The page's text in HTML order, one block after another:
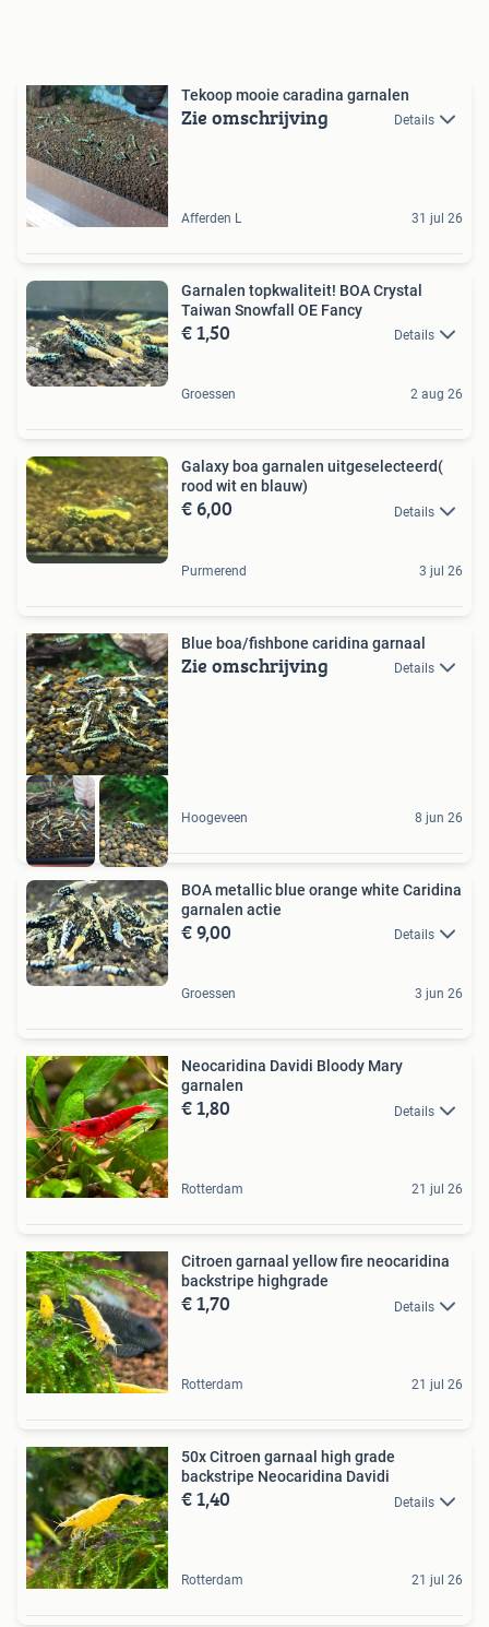
Tekoop mooie caradina garnalen
Zie omschrijving Details
Afferden L 31 jul 26
Garnalen topkwaliteit! BOA Crystal
Taiwan Snowfall OE Fancy
€ 1,50 Details
Groessen 2 aug 26
Galaxy boa garnalen uitgeselecteerd(
rood wit en blauw)
€ 6,00 Details
Purmerend 3 jul 26
Blue boa/fishbone caridina garnaal
Zie omschrijving Details
Hoogeveen 8 jun 26
BOA metallic blue orange white Caridina
garnalen actie
€ 9,00 Details
Groessen 3 jun 26
Neocaridina Davidi Bloody Mary
garnalen
€ 1,80 Details
Rotterdam 21 jul 26
Citroen garnaal yellow fire neocaridina
backstripe highgrade
€ 1,70 Details
Rotterdam 21 jul 26
50x Citroen garnaal high grade
backstripe Neocaridina Davidi
€ 1,40 Details
Rotterdam 21 jul 26